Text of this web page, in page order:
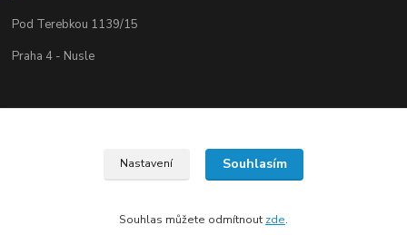
Pod Terebkou 1139/15
Praha 4 - Nusle
Upravit sběr cookies.
Nastavení Souhlasím
Souhlas můžete odmítnout zde.